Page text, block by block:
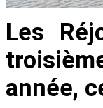
Les
année,